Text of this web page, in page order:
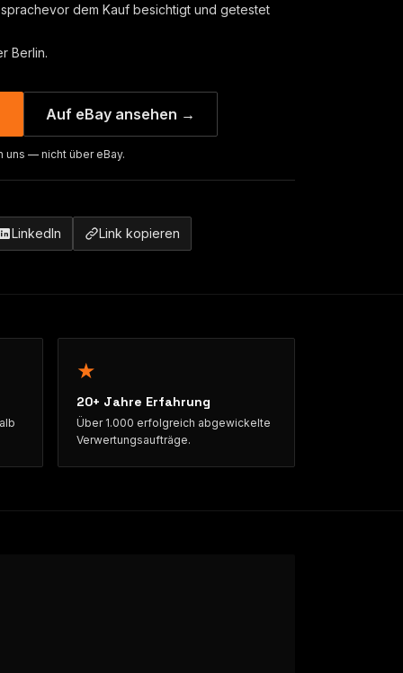
dem Kauf besichtigt und getestet
Berlin.
Auf eBay ansehen →
uns — nicht über eBay.
LinkedIn Link kopieren
★
20+ Jahre Erfahrung
Über 1.000 erfolgreich abgewickelte
Verwertungsaufträge.